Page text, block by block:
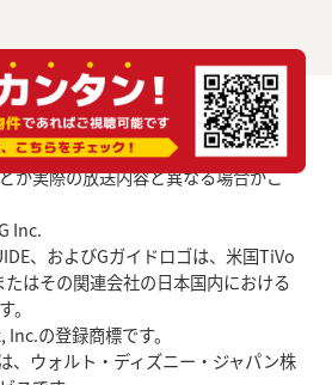
が実際の放送内容と異なる場合がご
Inc.
、およびGガイドロゴは、米国TiVo
はその関連会社の日本国内における
。
の登録商標です。
、ウォルト・ディズニー・ジャパン株